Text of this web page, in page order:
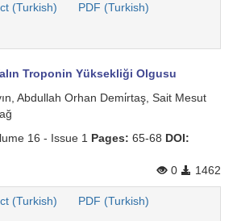
(Turkish) PDF (Turkish)
Troponin Yüksekliği Olgusu
Abdullah Orhan Demi̇rtaş, Sait Mesut
16 - Issue 1 Pages: 65-68 DOI:
0
1462
(Turkish) PDF (Turkish)